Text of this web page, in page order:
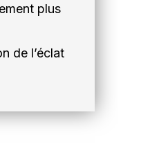
plus
de l’éclat